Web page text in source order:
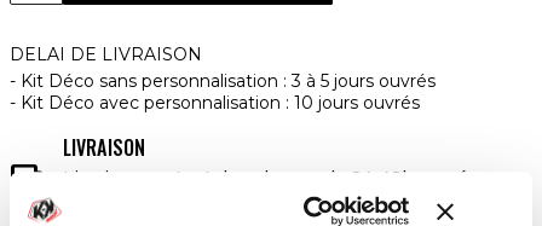
DELAI DE LIVRAISON
Kit Déco sans personnalisation : 3 à 5 jours ouvrés
Kit Déco avec personnalisation : 10 jours ouvrés

LIVRAISON
Livraison partout dans le monde 24-48h ouvrées